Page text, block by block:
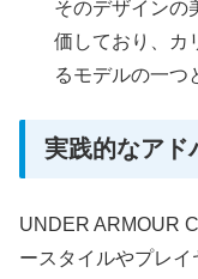
そのデザインの
価しており、カ
るモデルの一つ
実践的なアド
UNDER ARMOUR
ースタイルやプレ